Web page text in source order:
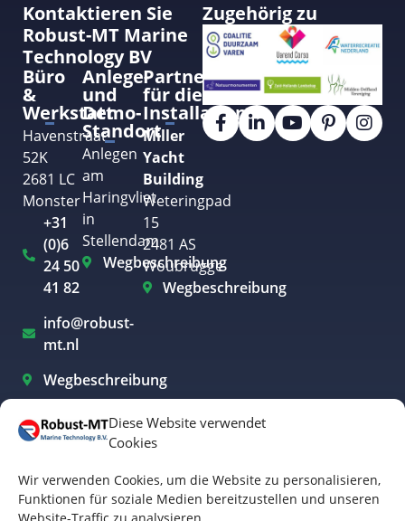
Diese Website verwendet
Cookies
Wir verwenden Cookies, um die Website zu personalisieren,
Funktionen für soziale Medien bereitzustellen und unseren
Kontaktieren Sie
Robust-MT Marine
Technology BV
Büro
&
Werkstatt
Havenstraat
52K
2681 LC
Monster
+31
(0)6
24 50
41 82
info@robust-
mt.nl
Wegbeschreibung
Anlege-
und
Demo-
Standort
Anlegen
am
Haringvliet
in
Stellendam
Wegbeschreibung
Partner
für die
Installation
Miller
Yacht
Building
Weteringpad
15
2481 AS
Woubrugge
Wegbeschreibung
Zugehörig zu
Elektroboote Westland
Elektrobootfahren Rotterdam